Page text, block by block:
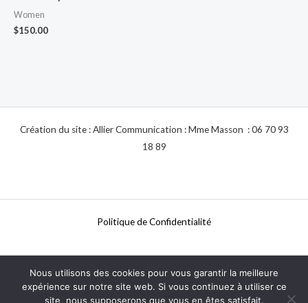
Women
$150.00
Création du site : Allier Communication : Mme Masson : 06 70 93
18 89
Politique de Confidentialité
Mentions Légales
Nous utilisons des cookies pour vous garantir la meilleure
expérience sur notre site web. Si vous continuez à utiliser ce
site, nous supposerons que vous en êtes satisfait.